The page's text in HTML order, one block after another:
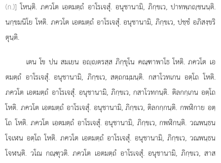
(ก.)] โหนฺติ. ภควโต เอตมตฺถํ อาโรเจสุํ. อนุชานามิ, ภิกฺขเว, ปาทพฺภฺชนนฺติ.
นกฺขมนิโย โหติ. ภควโต เอตมตฺถํ อาโรเจสุํ. อนุชานามิ, ภิกฺขเว, ปชฺชํ อภิสงฺขริ
ตุนฺติ.
เตน โข ปน สมเยน อฺตรสฺส ภิกฺขุโน คณฺฑาพาโธ โหติ. ภควโต เอ
ตมตฺถํ อาโรเจสุํ. อนุชานามิ, ภิกฺขเว, สตฺถกมฺมนฺติ. กสาโวทเกน อตฺโถ โหติ.
ภควโต เอตมตฺถํ อาโรเจสุํ. อนุชานามิ, ภิกฺขเว, กสาโวทกนฺติ. ติลกกฺเกน อตฺโถ
โหติ. ภควโต เอตมตฺถํ อาโรเจสุํ. อนุชานามิ, ภิกฺขเว, ติลกกฺกนฺติ. กพฬิกาย อตฺ
โถ โหติ. ภควโต เอตมตฺถํ อาโรเจสุํ. อนุชานามิ, ภิกฺขเว, กพฬิกนฺติ. วณพนฺธน
โจเฬน อตฺโถ โหติ. ภควโต เอตมตฺถํ อาโรเจสุํ. อนุชานามิ, ภิกฺขเว, วณพนฺธน
โจฬนฺติ. วโณ กณฺฑุวติ. ภควโต เอตมตฺถํ อาโรเจสุํ. อนุชานามิ, ภิกฺขเว, สาส